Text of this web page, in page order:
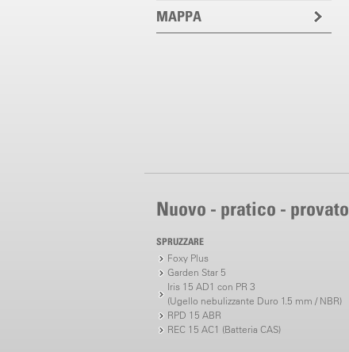
MAPPA
Nuovo - pratico - provato
SPRUZZARE
Foxy Plus
Garden Star 5
Iris 15 AD1 con PR 3
(Ugello nebulizzante Duro 1.5 mm / NBR)
RPD 15 ABR
REC 15 AC1 (Batteria CAS)